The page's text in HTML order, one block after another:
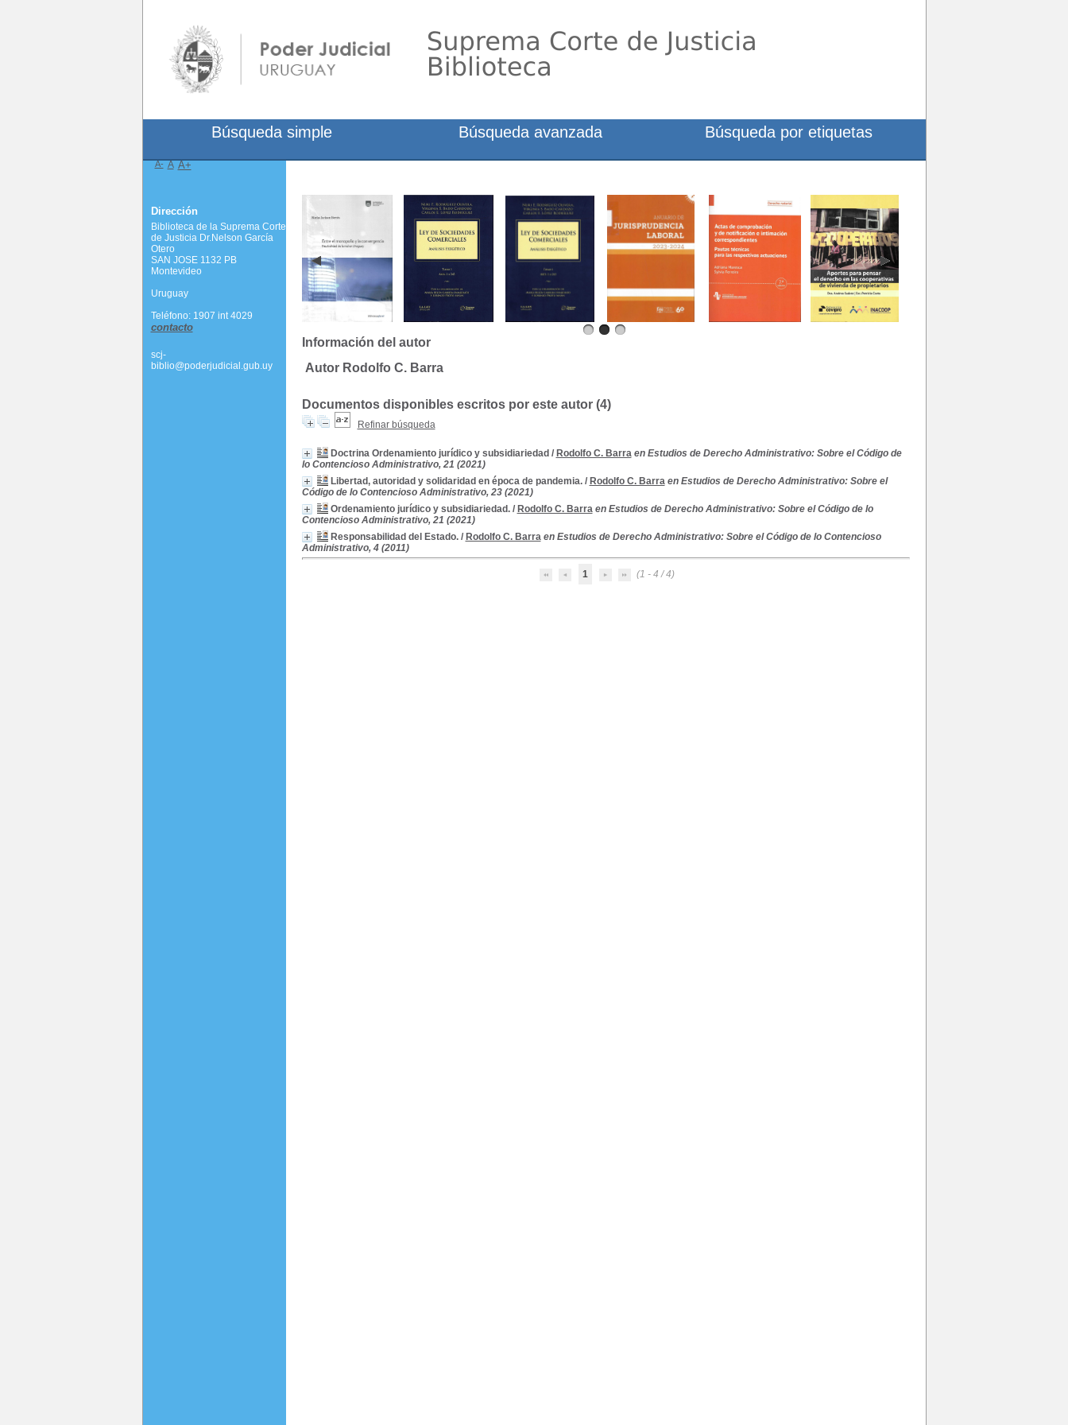
Información del autor
Autor Rodolfo C. Barra
Documentos disponibles escritos por este autor (4)
Refinar búsqueda
Doctrina Ordenamiento jurídico y subsidiariedad / Rodolfo C. Barra en Estudios de Derecho Administrativo: Sobre el Código de
lo Contencioso Administrativo, 21 (2021)
Libertad, autoridad y solidaridad en época de pandemia./ Rodolfo C. Barra en Estudios de Derecho Administrativo: Sobre el
Código de lo Contencioso Administrativo, 23 (2021)
Ordenamiento jurídico y subsidiariedad./ Rodolfo C. Barra en Estudios de Derecho Administrativo: Sobre el Código de lo
Contencioso Administrativo, 21 (2021)
Responsabilidad del Estado./ Rodolfo C. Barra en Estudios de Derecho Administrativo: Sobre el Código de lo Contencioso
Administrativo, 4 (2011)
1 (1 - 4 / 4)
Búsqueda simple Búsqueda avanzada Búsqueda por etiquetas
A- A A+
Dirección
Biblioteca de la Suprema Corte
de Justicia Dr.Nelson García
Otero
SAN JOSE 1132 PB
Montevideo
Uruguay
Teléfono: 1907 int 4029
contacto
scj-
biblio@poderjudicial.gub.uy